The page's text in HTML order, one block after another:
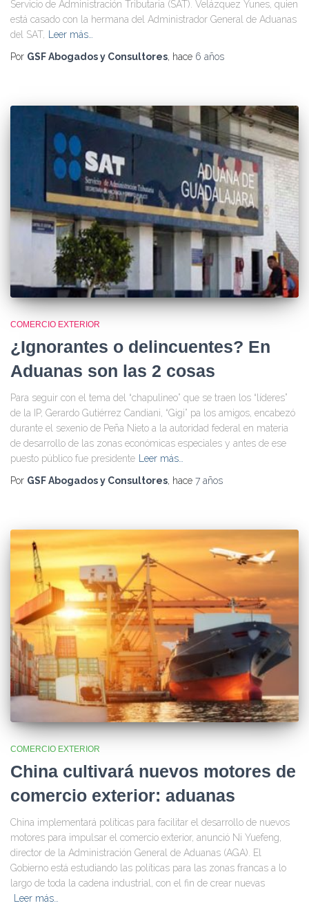
Servicio de Administración Tributaria (SAT). Velázquez Yunes, quien
está casado con la hermana del Administrador General de Aduanas
del SAT,
Leer más…
Por GSF Abogados y Consultores, hace 6 años
COMERCIO EXTERIOR
¿Ignorantes o delincuentes? En
Aduanas son las 2 cosas
Para seguir con el tema del “chapulineo” que se traen los “líderes”
de la IP, Gerardo Gutiérrez Candiani, “Gigi” pa los amigos, encabezó
durante el sexenio de Peña Nieto a la autoridad federal en materia
de desarrollo de las zonas económicas especiales y antes de ese
puesto público fue presidente Leer más…
Por GSF Abogados y Consultores, hace 7 años
COMERCIO EXTERIOR
China cultivará nuevos motores de
comercio exterior: aduanas
China implementará políticas para facilitar el desarrollo de nuevos
motores para impulsar el comercio exterior, anunció Ni Yuefeng,
director de la Administración General de Aduanas (AGA). El
Gobierno está estudiando las políticas para las zonas francas a lo
largo de toda la cadena industrial, con el fin de crear nuevas
Leer más…